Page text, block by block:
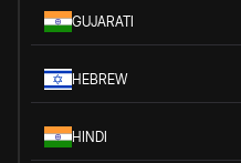
GUJARATI
HEBREW
HINDI